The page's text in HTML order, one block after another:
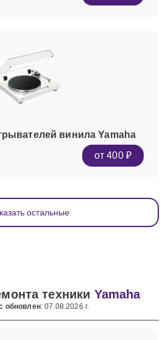
винила Yamaha
от 400 ₽
остальные
техники Yamaha
обновлен: 07.08.2026 г.